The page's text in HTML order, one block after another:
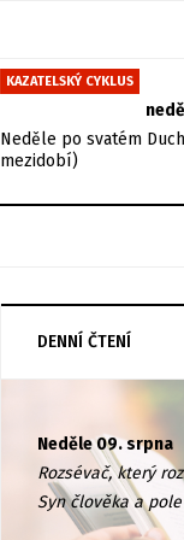
KAZATELSKÝ CYKLUS
Neděle po svatém
mezidobí)
DENNÍ ČTENÍ
Neděle 09. srpna
Rozsévač, který
Syn člověka a